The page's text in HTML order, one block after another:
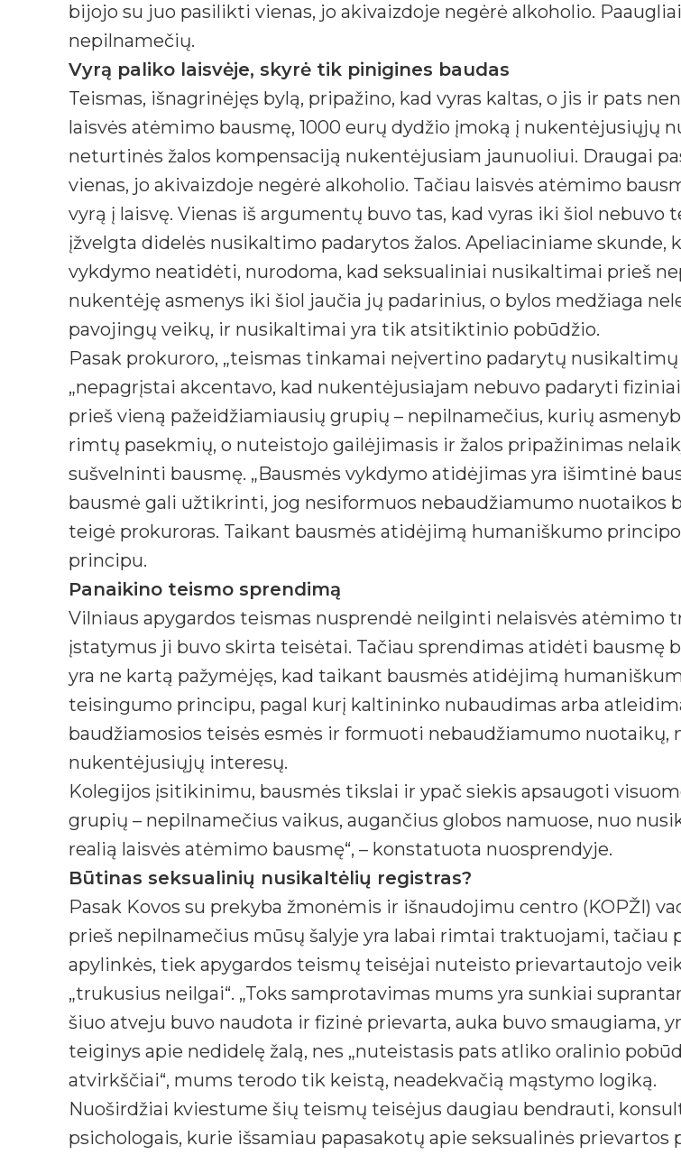
bijojo su juo pasilikti vienas, jo akivaizdoje negėrė alkoholio.
nepilnamečių.
Vyrą paliko laisvėje, skyrė tik pinigines baudas
Teismas, išnagrinėjęs bylą, pripažino, kad vyras kaltas, o jis ir pats
laisvės atėmimo bausmę, 1000 eurų dydžio įmoką į nukentėjusiųjų
neturtinės žalos kompensaciją nukentėjusiam jaunuoliui. Draugai
vienas, jo akivaizdoje negėrė alkoholio. Tačiau laisvės atėmimo
vyrą į laisvę. Vienas iš argumentų buvo tas, kad vyras iki šiol
įžvelgta didelės nusikaltimo padarytos žalos. Apeliaciniame
vykdymo neatidėti, nurodoma, kad seksualiniai nusikaltimai prieš
nukentėję asmenys iki šiol jaučia jų padarinius, o bylos medžiaga
pavojingų veikų, ir nusikaltimai yra tik atsitiktinio pobūdžio.
Pasak prokuroro, „teismas tinkamai neįvertino padarytų
„nepagrįstai akcentavo, kad nukentėjusiajam nebuvo padaryti
prieš vieną pažeidžiamiausių grupių – nepilnamečius, kurių
rimtų pasekmių, o nuteistojo gailėjimasis ir žalos pripažinimas
sušvelninti bausmę. „Bausmės vykdymo atidėjimas yra išimtinė
bausmė gali užtikrinti, jog nesiformuos nebaudžiamumo nuotaikos
teigė prokuroras. Taikant bausmės atidėjimą humaniškumo
principu.
Panaikino teismo sprendimą
Vilniaus apygardos teismas nusprendė neilginti nelaisvės atėmimo
įstatymus ji buvo skirta teisėtai. Tačiau sprendimas atidėti bausmę
yra ne kartą pažymėjęs, kad taikant bausmės atidėjimą
teisingumo principu, pagal kurį kaltininko nubaudimas arba
baudžiamosios teisės esmės ir formuoti nebaudžiamumo
nukentėjusiųjų interesų.
Kolegijos įsitikinimu, bausmės tikslai ir ypač siekis apsaugoti
grupių – nepilnamečius vaikus, augančius globos namuose, nuo
realią laisvės atėmimo bausmę“, – konstatuota nuosprendyje.
Būtinas seksualinių nusikaltėlių registras?
Pasak Kovos su prekyba žmonėmis ir išnaudojimu centro (KOPŽI)
prieš nepilnamečius mūsų šalyje yra labai rimtai traktuojami,
apylinkės, tiek apygardos teismų teisėjai nuteisto prievartautojo
„trukusius neilgai“. „Toks samprotavimas mums yra sunkiai
šiuo atveju buvo naudota ir fizinė prievarta, auka buvo smaugiama,
teiginys apie nedidelę žalą, nes „nuteistasis pats atliko oralinio
atvirkščiai“, mums terodo tik keistą, neadekvačią mąstymo logiką.
Nuoširdžiai kviestume šių teismų teisėjus daugiau bendrauti,
psichologais, kurie išsamiau papasakotų apie seksualinės